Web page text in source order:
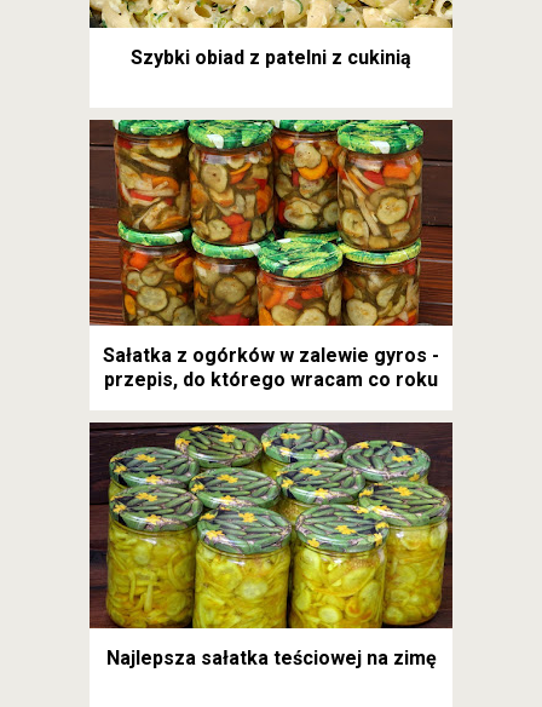
Szybki obiad z patelni z cukinią
Sałatka z ogórków w zalewie gyros -
przepis, do którego wracam co roku
Najlepsza sałatka teściowej na zimę